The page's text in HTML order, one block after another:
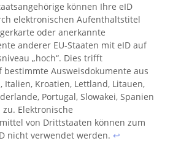
können Ihre eID
elektronischen Aufenthaltstitel
oder anerkannte
anderer EU-Staaten mit eID auf
„hoch“. Dies trifft
bestimmte Ausweisdokumente aus
Italien, Kroatien, Lettland, Litauen,
Portugal, Slowakei, Spanien
Elektronische
von Drittstaaten können zum
nicht verwendet werden. ↩︎